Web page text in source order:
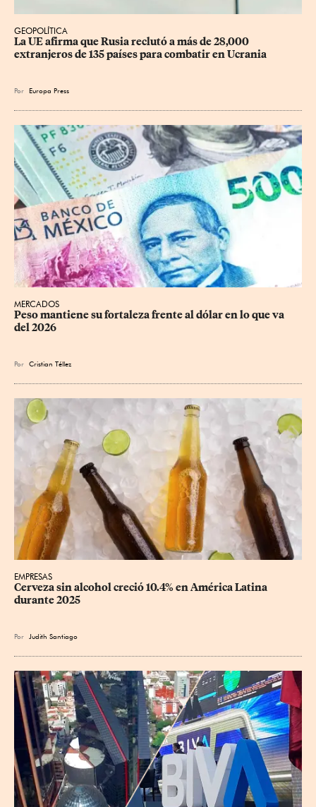
GEOPOLÍTICA
La UE afirma que Rusia reclutó a más de 28,000
extranjeros de 135 países para combatir en Ucrania
Por Europa Press
MERCADOS
Peso mantiene su fortaleza frente al dólar en lo que va
del 2026
Por Cristian Téllez
EMPRESAS
Cerveza sin alcohol creció 10.4% en América Latina
durante 2025
Por Judith Santiago